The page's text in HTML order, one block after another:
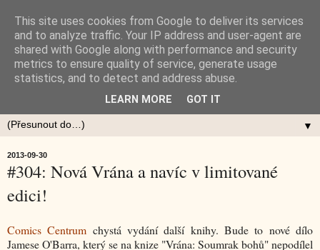
▼
2013-09-30
#304: Nová Vrána a navíc v limitované
edici!
Comics Centrum chystá vydání další knihy. Bude to nové dílo
Jamese O'Barra, který se na knize "Vrána: Soumrak bohů" nepodílel
This site uses cookies from Google to deliver its services
and to analyze traffic. Your IP address and user-agent are
shared with Google along with performance and security
metrics to ensure quality of service, generate usage
statistics, and to detect and address abuse.
LEARN MORE GOT IT